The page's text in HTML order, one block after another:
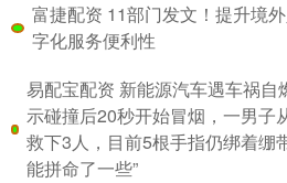
富捷配资 11部门发文！提升境
字化服务便利性
易配宝配资 新能源汽车遇车祸自
示碰撞后20秒开始冒烟，一男子
救下3人，目前5根手指仍绑着绷
能拼命了一些”